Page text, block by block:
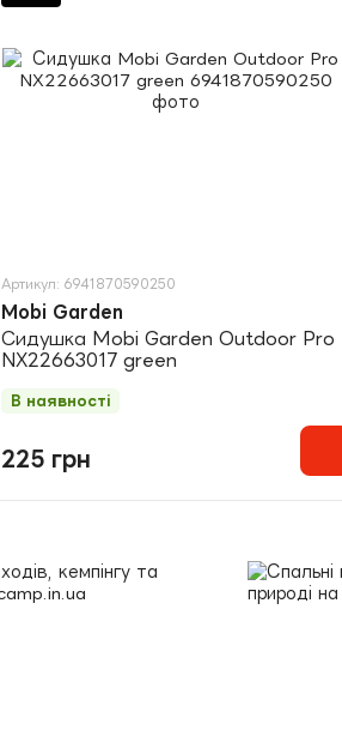
Артикул: 6941870590250
Mobi Garden
Сидушка Mobi Garden Outdoor Pro
NX22663017 green
225 грн
В наявності